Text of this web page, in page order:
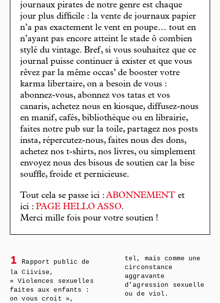
journaux pirates de notre genre est chaque
jour plus difficile : la vente de journaux papier
n’a pas exactement le vent en poupe… tout en
n’ayant pas encore atteint le stade ô combien
stylé du vintage. Bref, si vous souhaitez que ce
journal puisse continuer à exister et que vous
rêvez par la même occas’ de booster votre
karma libertaire, on a besoin de vous :
abonnez-vous, abonnez vos tatas et vos
canaris, achetez nous en kiosque, diffusez-nous
en manif, cafés, bibliothèque ou en librairie,
faites notre pub sur la toile, partagez nos posts
insta, répercutez-nous, faites nous des dons,
achetez nos t-shirts, nos livres, ou simplement
envoyez nous des bisous de soutien car la bise
souffle, froide et pernicieuse.
Tout cela se passe ici : ABONNEMENT et
ici : PAGE HELLO ASSO.
Merci mille fois pour votre soutien !
1
Rapport public de
la Ciivise,
« Violences sexuelles
faites aux enfants :
on vous croit »,
tel, mais comme une
circonstance
aggravante
d’agression sexuelle
ou de viol.